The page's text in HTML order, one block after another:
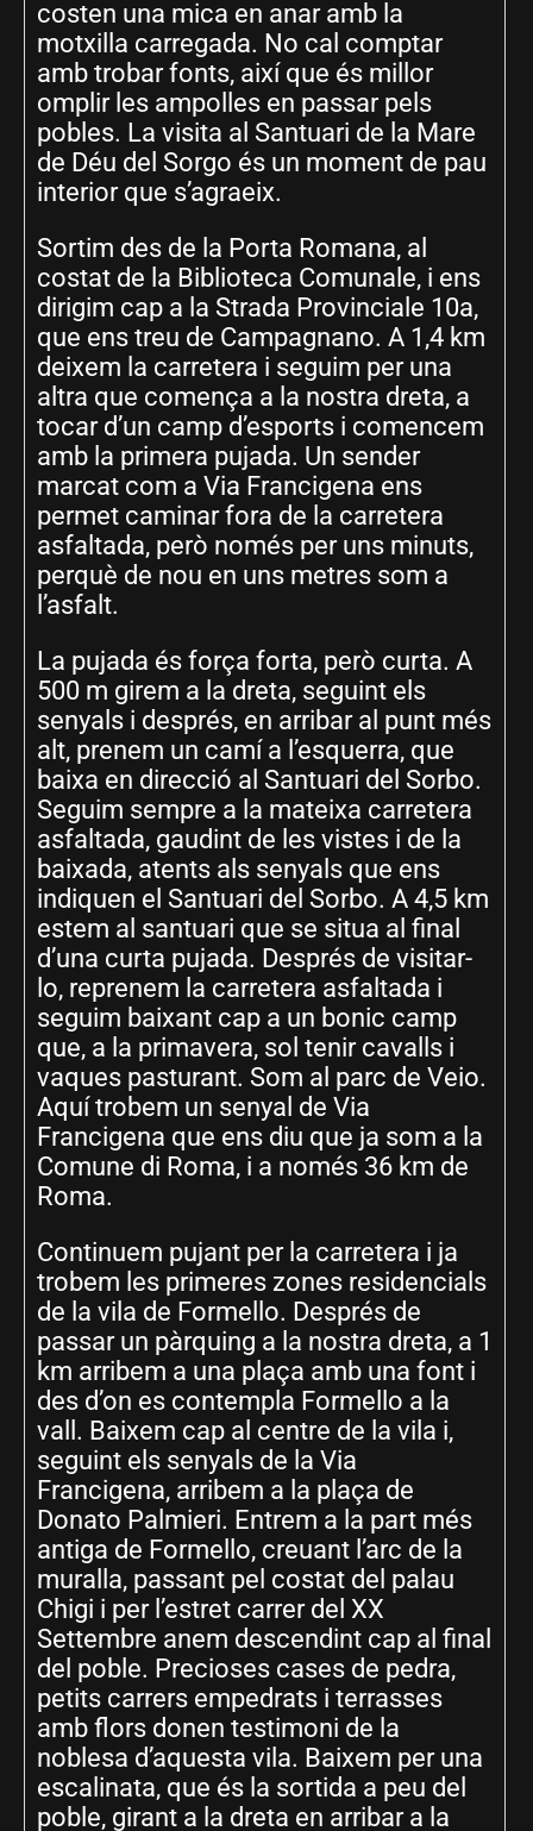
costen una mica en anar amb la
motxilla carregada. No cal comptar
amb trobar fonts, així que és millor
omplir les ampolles en passar pels
pobles. La visita al Santuari de la Mare
de Déu del Sorgo és un moment de pau
interior que s’agraeix.
Sortim des de la Porta Romana, al
costat de la Biblioteca Comunale, i ens
dirigim cap a la Strada Provinciale 10a,
que ens treu de Campagnano. A 1,4 km
deixem la carretera i seguim per una
altra que comença a la nostra dreta, a
tocar d’un camp d’esports i comencem
amb la primera pujada. Un sender
marcat com a Via Francigena ens
permet caminar fora de la carretera
asfaltada, però només per uns minuts,
perquè de nou en uns metres som a
l’asfalt.
La pujada és força forta, però curta. A
500 m girem a la dreta, seguint els
senyals i després, en arribar al punt més
alt, prenem un camí a l’esquerra, que
baixa en direcció al Santuari del Sorbo.
Seguim sempre a la mateixa carretera
asfaltada, gaudint de les vistes i de la
baixada, atents als senyals que ens
indiquen el Santuari del Sorbo. A 4,5 km
estem al santuari que se situa al final
d’una curta pujada. Després de visitar-
lo, reprenem la carretera asfaltada i
seguim baixant cap a un bonic camp
que, a la primavera, sol tenir cavalls i
vaques pasturant. Som al parc de Veio.
Aquí trobem un senyal de Via
Francigena que ens diu que ja som a la
Comune di Roma, i a només 36 km de
Roma.
Continuem pujant per la carretera i ja
trobem les primeres zones residencials
de la vila de Formello. Després de
passar un pàrquing a la nostra dreta, a 1
km arribem a una plaça amb una font i
des d’on es contempla Formello a la
vall. Baixem cap al centre de la vila i,
seguint els senyals de la Via
Francigena, arribem a la plaça de
Donato Palmieri. Entrem a la part més
antiga de Formello, creuant l’arc de la
muralla, passant pel costat del palau
Chigi i per l’estret carrer del XX
Settembre anem descendint cap al final
del poble. Precioses cases de pedra,
petits carrers empedrats i terrasses
amb flors donen testimoni de la
noblesa d’aquesta vila. Baixem per una
escalinata, que és la sortida a peu del
poble, girant a la dreta en arribar a la